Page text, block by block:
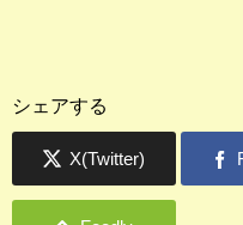
シェアする